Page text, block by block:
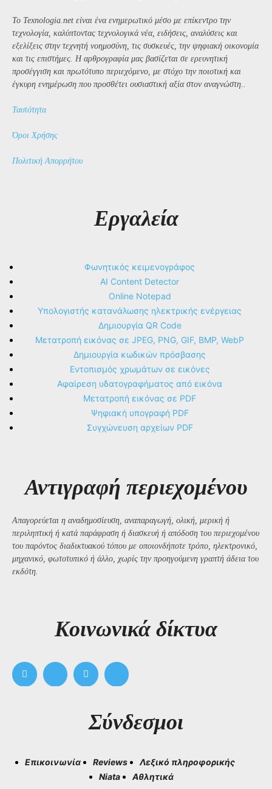
Το Texnologia.net είναι ένα ενημερωτικό μέσο με επίκεντρο την
τεχνολογία, καλύπτοντας τεχνολογικά νέα, ειδήσεις, αναλύσεις και
εξελίξεις στην τεχνητή νοημοσύνη, τις συσκευές, την ψηφιακή οικονομία
και τις επιστήμες. Η αρθρογραφία μας βασίζεται σε ερευνητική
προσέγγιση και πρωτότυπο περιεχόμενο, με στόχο την ποιοτική και
έγκυρη ενημέρωση που προσθέτει ουσιαστική αξία στον αναγνώστη..
Ταυτότητα
Όροι Χρήσης
Πολιτική Απορρήτου
Εργαλεία
Φωνητικός κειμενογράφος
AI Content Detector
Online Notepad
Υπολογιστής κατανάλωσης ηλεκτρικής ενέργειας
Δημιουργία QR Code
Μετατροπή εικόνας σε JPEG, PNG, GIF, BMP, WebP
Δημιουργία κωδικών πρόσβασης
Εντοπισμός χρωμάτων σε εικόνες
Αφαίρεση υδατογραφήματος από εικόνα
Μετατροπή εικόνας σε PDF
Ψηφιακή υπογραφή PDF
Συγχώνευση αρχείων PDF
Αντιγραφή περιεχομένου
Απαγορεύεται η αναδημοσίευση, αναπαραγωγή, ολική, μερική ή
περιληπτική ή κατά παράφραση ή διασκευή ή απόδοση του περιεχομένου
του παρόντος διαδικτυακού τόπου με οποιονδήποτε τρόπο, ηλεκτρονικό,
μηχανικό, φωτοτυπικό ή άλλο, χωρίς την προηγούμενη γραπτή άδεια του
εκδότη.
Kοινωνικά δίκτυα
Σύνδεσμοι
Επικοινωνία Reviews
Λεξικό πληροφορικής
Niata
Αθλητικά